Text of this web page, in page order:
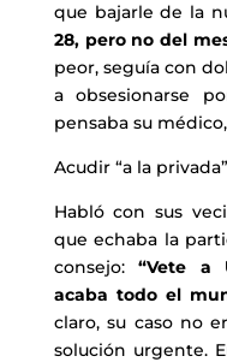
que bajarle de la
28, pero no del
peor, seguía con
a obsesionarse
pensaba su
Acudir “a la
Habló con sus
que echaba la
consejo:“Vete a
acaba todo el
claro, su caso no
solución urgente.